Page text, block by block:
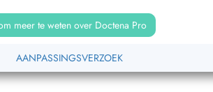
meer te weten over Doctena Pro
AANPASSINGSVERZOEK